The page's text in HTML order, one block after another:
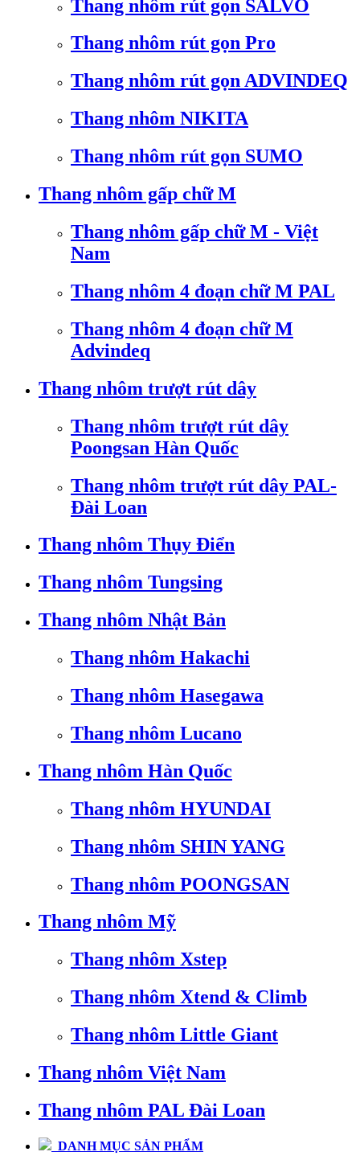
Thang nhôm rút gọn SALVO
Thang nhôm rút gọn Pro
Thang nhôm rút gọn ADVINDEQ
Thang nhôm NIKITA
Thang nhôm rút gọn SUMO
Thang nhôm gấp chữ M
Thang nhôm gấp chữ M - Việt
Nam
Thang nhôm 4 đoạn chữ M PAL
Thang nhôm 4 đoạn chữ M
Advindeq
Thang nhôm trượt rút dây
Thang nhôm trượt rút dây
Poongsan Hàn Quốc
Thang nhôm trượt rút dây PAL-
Đài Loan
Thang nhôm Thụy Điển
Thang nhôm Tungsing
Thang nhôm Nhật Bản
Thang nhôm Hakachi
Thang nhôm Hasegawa
Thang nhôm Lucano
Thang nhôm Hàn Quốc
Thang nhôm HYUNDAI
Thang nhôm SHIN YANG
Thang nhôm POONGSAN
Thang nhôm Mỹ
Thang nhôm Xstep
Thang nhôm Xtend & Climb
Thang nhôm Little Giant
Thang nhôm Việt Nam
Thang nhôm PAL Đài Loan
DANH MỤC SẢN PHẨM